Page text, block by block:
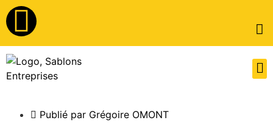
Publié par Grégoire OMONT